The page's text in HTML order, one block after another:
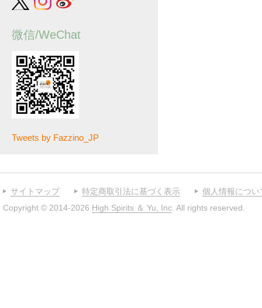
微信/WeChat
Tweets by Fazzino_JP
サイトマップ 特定商取引法に基づく表示
個人情報につい
Copyright © 2014-2026 High Spirits ＆ Yu, Inc . All rights reserved.